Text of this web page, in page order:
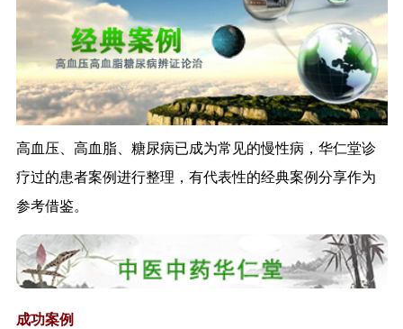
李克强：社会保障与商业保险结
合是医改重大...
上市许可持有人制度将鼓励创新
减少重复建设
李克强：用政府税收减法换
取“双创”新动能...
中国药学家屠呦呦获2015诺贝尔
生理学或...
改革应当鼓励药品创新——全国
人大常委会组...
高血压、高血脂、糖尿病已成为常见的慢性病，华仁堂诊
疗过的患者案例进行整理，有代表性的经典案例分享作为
参考借鉴。
成功案例